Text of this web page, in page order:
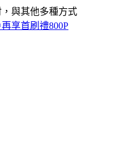
與其他多種方式
享首刷禮800P